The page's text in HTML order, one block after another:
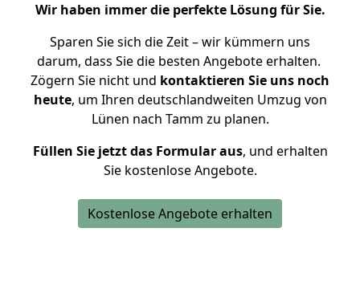
Wir haben immer die perfekte Lösung für Sie.
Sparen Sie sich die Zeit – wir kümmern uns
darum, dass Sie die besten Angebote erhalten.
Zögern Sie nicht und kontaktieren Sie uns noch
heute, um Ihren deutschlandweiten Umzug von
Lünen nach Tamm zu planen.
Füllen Sie jetzt das Formular aus, und erhalten
Sie kostenlose Angebote.
Kostenlose Angebote erhalten